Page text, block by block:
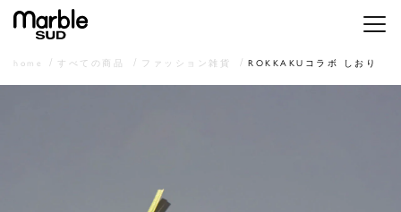
メニ
home すべての商品 ファッション雑貨 ROKKAKUコラボ しおり